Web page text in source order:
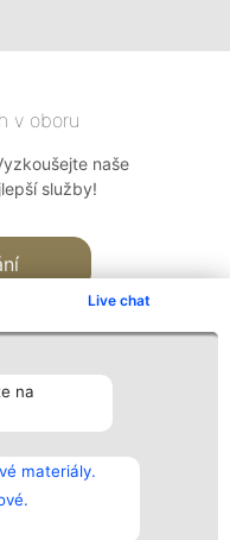
Live chat
na
materiály.
v oboru
naše
služby!
Kontakt